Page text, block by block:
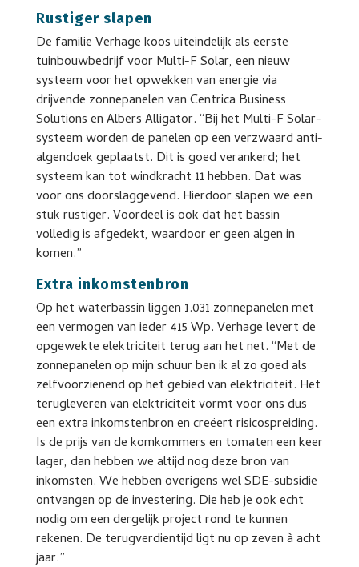
Rustiger slapen
De familie Verhage koos uiteindelijk als eerste
tuinbouwbedrijf voor Multi-F Solar, een nieuw
systeem voor het opwekken van energie via
drijvende zonnepanelen van Centrica Business
Solutions en Albers Alligator. “Bij het Multi-F Solar-
systeem worden de panelen op een verzwaard anti-
algendoek geplaatst. Dit is goed verankerd; het
systeem kan tot windkracht 11 hebben. Dat was
voor ons doorslaggevend. Hierdoor slapen we een
stuk rustiger. Voordeel is ook dat het bassin
volledig is afgedekt, waardoor er geen algen in
komen.”
Extra inkomstenbron
Op het waterbassin liggen 1.031 zonnepanelen met
een vermogen van ieder 415 Wp. Verhage levert de
opgewekte elektriciteit terug aan het net. “Met de
zonnepanelen op mijn schuur ben ik al zo goed als
zelfvoorzienend op het gebied van elektriciteit. Het
terugleveren van elektriciteit vormt voor ons dus
een extra inkomstenbron en creëert risicospreiding.
Is de prijs van de komkommers en tomaten een keer
lager, dan hebben we altijd nog deze bron van
inkomsten. We hebben overigens wel SDE-subsidie
ontvangen op de investering. Die heb je ook echt
nodig om een dergelijk project rond te kunnen
rekenen. De terugverdientijd ligt nu op zeven à acht
jaar.”